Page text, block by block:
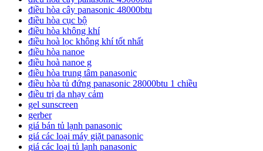
điều hòa cây panasonic 48000btu
điều hòa cục bộ
điều hòa không khí
điều hoà lọc không khí tốt nhất
điều hòa nanoe
điều hoà nanoe g
điều hòa trung tâm panasonic
điều hòa tủ đứng panasonic 28000btu 1 chiều
điều trị da nhạy cảm
gel sunscreen
gerber
giá bán tủ lạnh panasonic
giá các loại máy giặt panasonic
giá các loại tủ lạnh panasonic